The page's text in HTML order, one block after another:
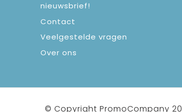
nieuwsbrief!
Contact
Veelgestelde vragen
Over ons
© Copyright PromoCompany